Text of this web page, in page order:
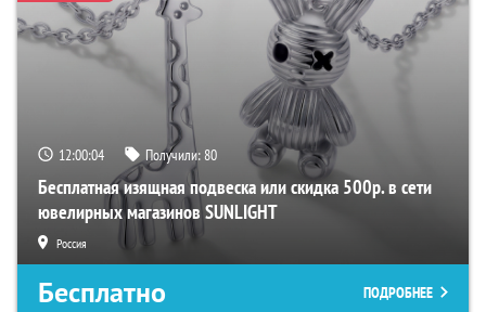
12:00:02 Получили:80
Бесплатная изящная подвеска или скидка 500р. в сети
ювелирных магазинов SUNLIGHT
Россия
Бесплатно ПОДРОБНЕЕ